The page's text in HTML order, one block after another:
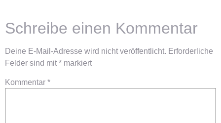
Schreibe einen Kommentar
Deine E-Mail-Adresse wird nicht veröffentlicht. Erforderliche
Felder sind mit * markiert
Kommentar *